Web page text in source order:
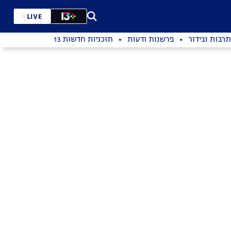
LIVE
תרבות ובידור פרשנות ודעות תוכניות חדשות 13